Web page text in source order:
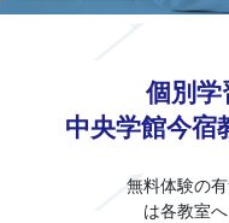
個別学
中央学館今宿
無料体験の
は各教室